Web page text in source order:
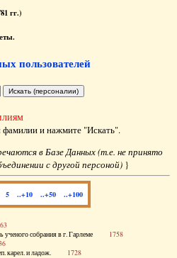
гг.)
пользователей
и нажмите "Искать".
в Базе Данных (т.е. не принято
с другой персоной) }
5 ..+10 ..+50 ..+100
ученого собрания в г. Гарлеме 1758
карел. и ладож. 1728